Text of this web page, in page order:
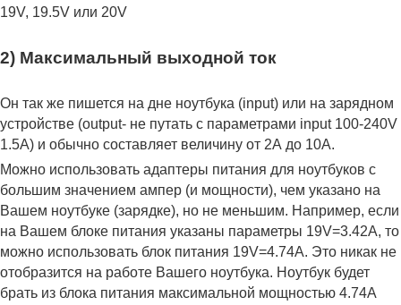
19V, 19.5V или 20V
2) Максимальный выходной ток
Он так же пишется на дне ноутбука (input) или на зарядном
устройстве (output- не путать с параметрами input 100-240V
1.5A) и обычно составляет величину от 2А до 10A.
Можно использовать адаптеры питания для ноутбуков с
большим значением ампер (и мощности), чем указано на
Вашем ноутбуке (зарядке), но не меньшим. Например, если
на Вашем блоке питания указаны параметры 19V=3.42A, то
можно использовать блок питания 19V=4.74A. Это никак не
отобразится на работе Вашего ноутбука. Ноутбук будет
брать из блока питания максимальной мощностью 4.74А